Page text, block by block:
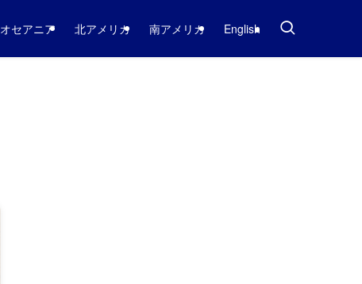
オセアニア 北アメリカ 南アメリカ English